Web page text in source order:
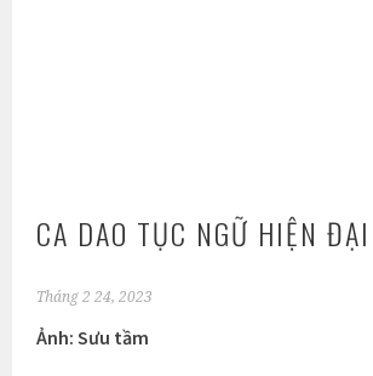
CA DAO TỤC NGỮ HIỆN ĐẠI
Tháng 2 24, 2023
Ảnh: Sưu tầm